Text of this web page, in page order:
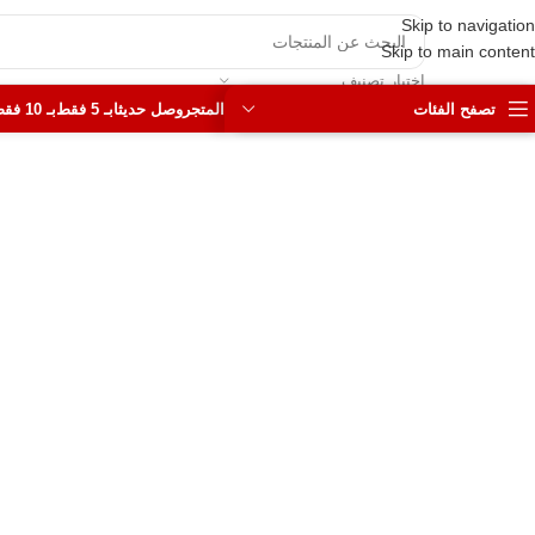
Skip to navigation
Skip to main content
اختيار تصنيف
تصفح الفئات المتجر وصل حديثابـ 5 فقط بـ 10 فقط